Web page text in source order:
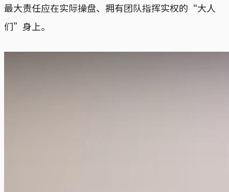
最大责任应在实际操盘、拥有团队指挥实权的“大人
们”身上。